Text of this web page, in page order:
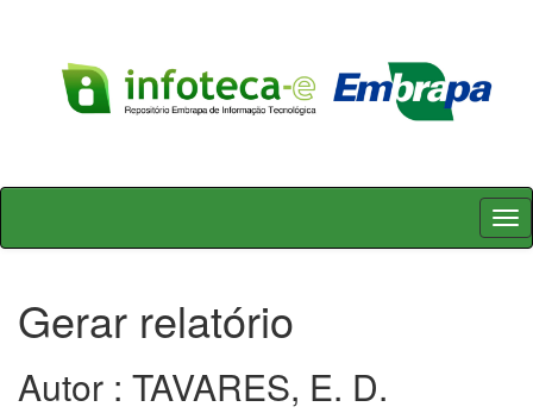
Skip
Gerar relatório
Autor : TAVARES, E. D.